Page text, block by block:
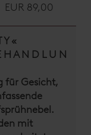
EUR 89,00
Y «
H A N D L U N
für Gesicht,
mit